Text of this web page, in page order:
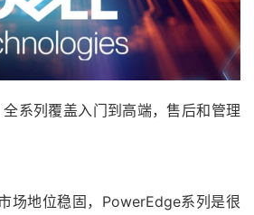
全系列覆盖入门到高端，售后和管理
场地位稳固，PowerEdge系列是很